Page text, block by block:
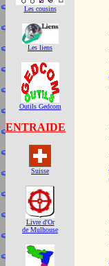
Les cousins
Les liens
Outils Gedcom
ENTRAIDE
Suisse
Livre d'Or
de Mulhouse